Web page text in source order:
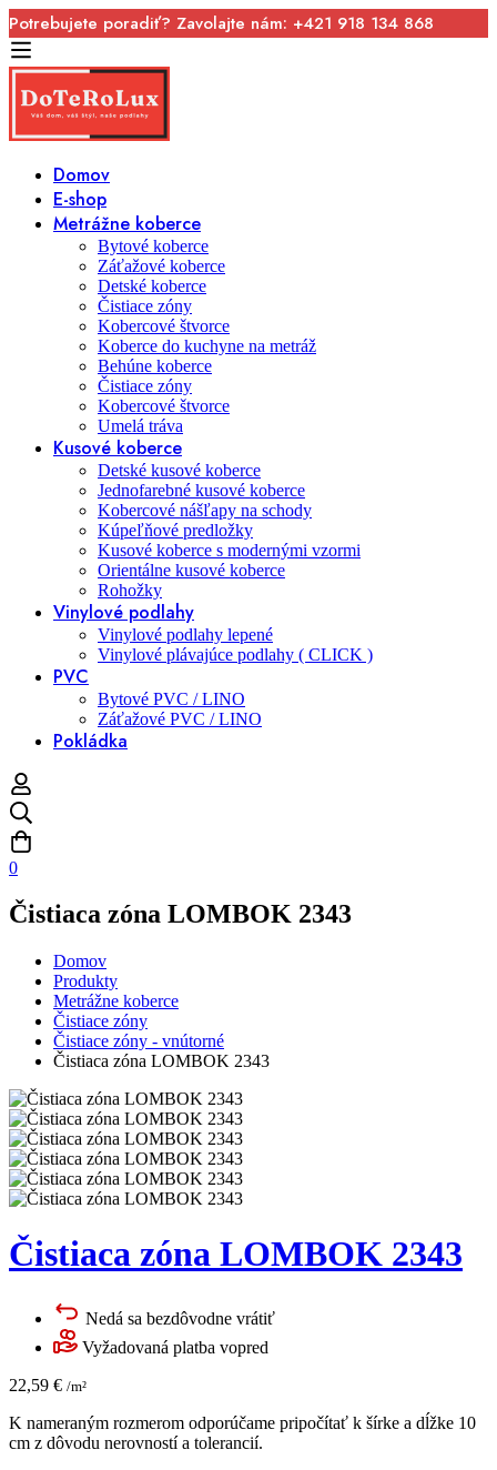
Potrebujete poradiť? Zavolajte nám: +421 918 134 868
Domov
E-shop
Metrážne koberce
Bytové koberce
Záťažové koberce
Detské koberce
Čistiace zóny
Kobercové štvorce
Koberce do kuchyne na metráž
Behúne koberce
Čistiace zóny
Kobercové štvorce
Umelá tráva
Kusové koberce
Detské kusové koberce
Jednofarebné kusové koberce
Kobercové nášľapy na schody
Kúpeľňové predložky
Kusové koberce s modernými vzormi
Orientálne kusové koberce
Rohožky
Vinylové podlahy
Vinylové podlahy lepené
Vinylové plávajúce podlahy ( CLICK )
PVC
Bytové PVC / LINO
Záťažové PVC / LINO
Pokládka
0
Čistiaca zóna LOMBOK 2343
Domov
Produkty
Metrážne koberce
Čistiace zóny
Čistiace zóny - vnútorné
Čistiaca zóna LOMBOK 2343
Čistiaca zóna LOMBOK 2343
Nedá sa bezdôvodne vrátiť
Vyžadovaná platba vopred
22,59 € /m²
K nameraným rozmerom odporúčame pripočítať k šírke a dĺžke 10
cm z dôvodu nerovností a tolerancií.